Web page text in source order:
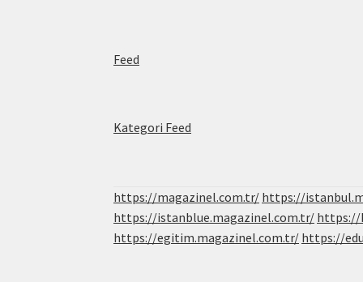
Feed
Kategori Feed
https://magazinel.com.tr/ https://
https://istanblue.magazinel.com.tr/ https://
https://egitim.magazinel.com.tr/ https://